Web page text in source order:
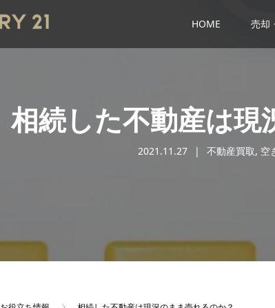
HOME 売却
相続した不動産は
2021.11.27 不動産買取, 空